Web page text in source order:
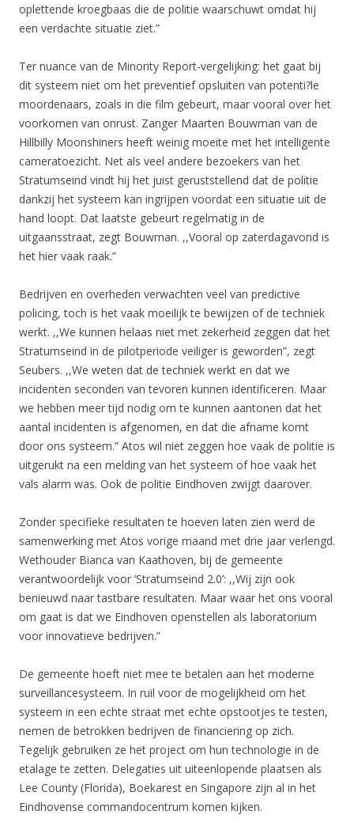
oplettende kroegbaas die de politie waarschuwt omdat hij
een verdachte situatie ziet.”
Ter nuance van de Minority Report-vergelijking: het gaat bij
dit systeem niet om het preventief opsluiten van potenti?le
moordenaars, zoals in die film gebeurt, maar vooral over het
voorkomen van onrust. Zanger Maarten Bouwman van de
Hillbilly Moonshiners heeft weinig moeite met het intelligente
cameratoezicht. Net als veel andere bezoekers van het
Stratumseind vindt hij het juist geruststellend dat de politie
dankzij het systeem kan ingrijpen voordat een situatie uit de
hand loopt. Dat laatste gebeurt regelmatig in de
uitgaansstraat, zegt Bouwman. ,,Vooral op zaterdagavond is
het hier vaak raak.”
Bedrijven en overheden verwachten veel van predictive
policing, toch is het vaak moeilijk te bewijzen of de techniek
werkt. ,,We kunnen helaas niet met zekerheid zeggen dat het
Stratumseind in de pilotperiode veiliger is geworden”, zegt
Seubers. ,,We weten dat de techniek werkt en dat we
incidenten seconden van tevoren kunnen identificeren. Maar
we hebben meer tijd nodig om te kunnen aantonen dat het
aantal incidenten is afgenomen, en dat die afname komt
door ons systeem.” Atos wil niet zeggen hoe vaak de politie is
uitgerukt na een melding van het systeem of hoe vaak het
vals alarm was. Ook de politie Eindhoven zwijgt daarover.
Zonder specifieke resultaten te hoeven laten zien werd de
samenwerking met Atos vorige maand met drie jaar verlengd.
Wethouder Bianca van Kaathoven, bij de gemeente
verantwoordelijk voor ‘Stratumseind 2.0’: ,,Wij zijn ook
benieuwd naar tastbare resultaten. Maar waar het ons vooral
om gaat is dat we Eindhoven openstellen als laboratorium
voor innovatieve bedrijven.”
De gemeente hoeft niet mee te betalen aan het moderne
surveillancesysteem. In ruil voor de mogelijkheid om het
systeem in een echte straat met echte opstootjes te testen,
nemen de betrokken bedrijven de financiering op zich.
Tegelijk gebruiken ze het project om hun technologie in de
etalage te zetten. Delegaties uit uiteenlopende plaatsen als
Lee County (Florida), Boekarest en Singapore zijn al in het
Eindhovense commandocentrum komen kijken.